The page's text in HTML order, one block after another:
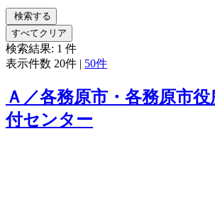
検索する
すべてクリア
検索結果: 1 件
表示件数 20件 | 50件
Ａ／各務原市・各務原市
付センター